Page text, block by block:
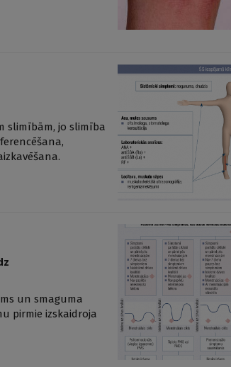
slimībām, jo slimība
un smaguma
pirmie izskaidroja